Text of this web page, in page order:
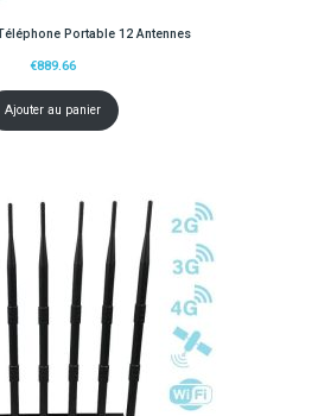
Portable 12 Antennes
€889.66
Ajouter au panier